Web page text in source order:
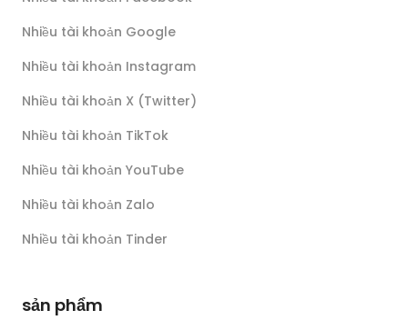
Nhiều tài khoản Google
Nhiều tài khoản Instagram
Nhiều tài khoản X (Twitter)
Nhiều tài khoản TikTok
Nhiều tài khoản YouTube
Nhiều tài khoản Zalo
Nhiều tài khoản Tinder
sản phẩm